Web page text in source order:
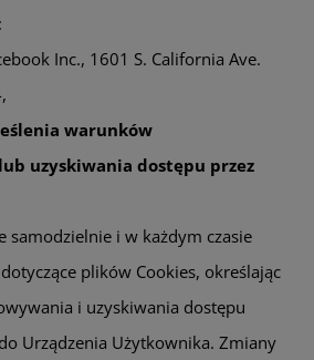
Inc., 1601 S. California Ave.
warunków
uzyskiwania dostępu przez
samodzielnie i w każdym czasie
plików Cookies, określając
i uzyskiwania dostępu
Urządzenia Użytkownika. Zmiany